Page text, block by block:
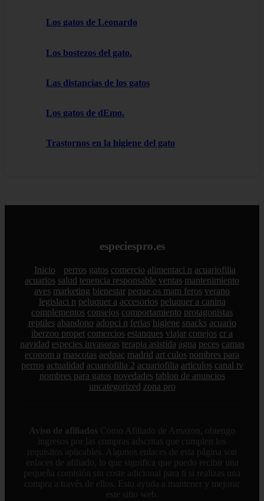
Los gatos de Leonardo
Los bostezos del gato.
Las distancias de los gatos
Los gatos de dEmo.
Trastornos en la higiene del gato
especiespro.es
Inicio perros gatos comercio alimentaci n acuariofilia
acuarios salud tenencia responsable ventas mantenimiento
aves marketing bienestar peque os mam feros verano
legislaci n peluquer a accesorios peluquer a canina
complementos consejos comportamiento protagonistas
reptiles abandono adopci n ferias higiene snacks acuario
iberzoo propet comercios estanques viajar conejos cr a
navidad especies invasoras terapia asistida agua peces camas
econom a mascotas aedpac madrid art culos nombres para
perros actualidad acuariofilia 2 acuariofilia articulos canal tv
nombres para gatos novedades tablon de anuncios
uncategorized zona pro
Aviso de afiliados Como Afiliado de Amazon, obtengo
ingresos por las compras adscritas que cumplen los
requisitos aplicables. Algunos enlaces de esta página son
enlaces de afiliado, lo que significa que puedo recibir una
pequeña comisión sin coste adicional para ti si realizas una
compra a través de ellos. Esto ayuda a mantener y mejorar
este sitio web.